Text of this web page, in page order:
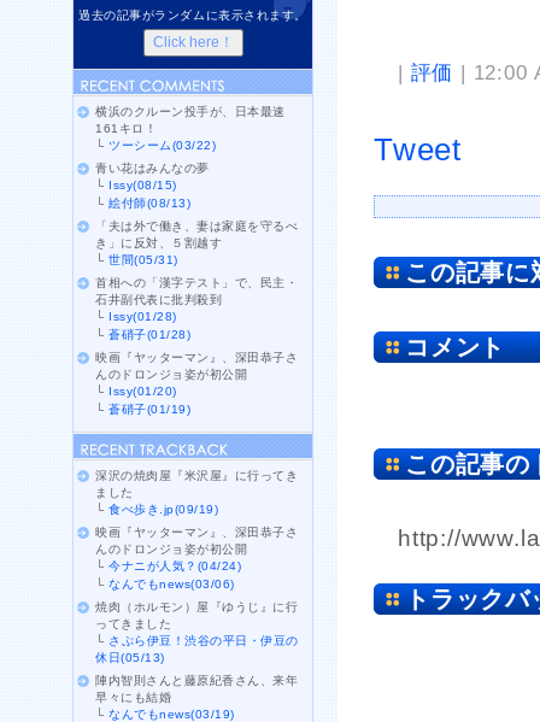
| 評価 | 12:00
Tweet
この記事に
コメント
この記事の
http://
トラックバ
過去の記事がランダムに表示されます。
横浜のクルーン投手が、日本最速
161キロ！
└ツーシーム(03/22)
青い花はみんなの夢
└ Issy(08/15)
└絵付師(08/13)
「夫は外で働き、妻は家庭を守るべ
き」に反対、５割越す
└世間(05/31)
首相への「漢字テスト」で、民主・
石井副代表に批判殺到
└ Issy(01/28)
└蒼硝子(01/28)
映画『ヤッターマン』、深田恭子さ
んのドロンジョ姿が初公開
└ Issy(01/20)
└蒼硝子(01/19)
深沢の焼肉屋『米沢屋』に行ってき
ました
└食べ歩き.jp(09/19)
映画『ヤッターマン』、深田恭子さ
んのドロンジョ姿が初公開
└今ナニが人気？(04/24)
└なんでもnews(03/06)
焼肉（ホルモン）屋『ゆうじ』に行
ってきました
└ さぷら伊豆！渋谷の平日・伊豆の
休日(05/13)
陣内智則さんと藤原紀香さん、来年
早々にも結婚
└なんでもnews(03/19)